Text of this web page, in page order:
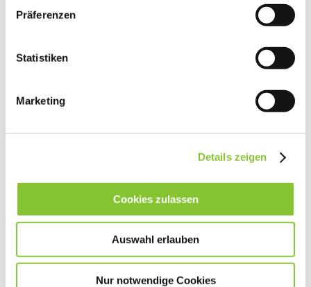
Präferenzen
Statistiken
Marketing
Details zeigen
Cookies zulassen
Auswahl erlauben
Nur notwendige Cookies
Zeige Standort Ladestation Besucherbergwerk Feengrotten
Zeige Standort Ladestation P+R Parkplatz Kulmbacher Str.
(Nähe Bahnhof)